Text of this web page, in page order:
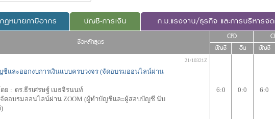
กฎหมายภาษีอากร บัญชี-การเงิน ก.ม.แรงงาน/ธุรกิจ และการบริหารจั
ชื่อหลักสูตร
CPD
บัญชี อื่น บัญชี
ชีและออกงบการเงินแบบครบวงจร (จัดอบรมออนไลน์ผ่าน
ย : ดร.ธีรเศรษฐ์ เมธจิรนนท์
จัดอบรมออนไลน์ผ่าน ZOOM (ผู้ทำบัญชีและผู้สอบบัญชี นับ
21/10321Z
6:0 0:0 6:0